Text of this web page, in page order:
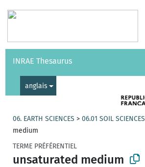
Vocabulaires API
INRAE Thesaurus
anglais
06. EARTH SCIENCES >06.01 SOIL SCIENCES
medium
TERME PRÉFÉRENTIEL
unsaturated medium